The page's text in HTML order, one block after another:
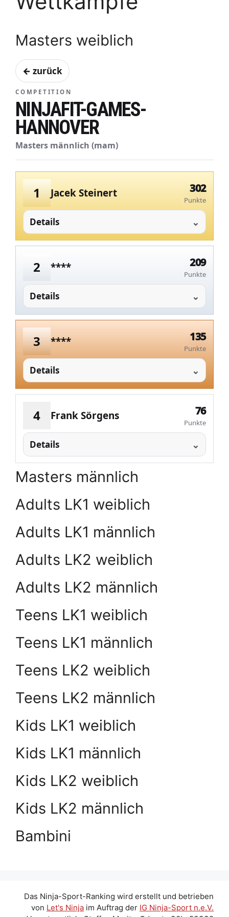
Masters weiblich
← zurück
COMPETITION
NINJAFIT-GAMES-
HANNOVER
Masters männlich (mam)
1 Jacek Steinert 302
Punkte
Details
2 **** 209
Punkte
Details
3 **** 135
Punkte
Details
4 Frank Sörgens 76
Punkte
Details
Masters männlich
Adults LK1 weiblich
Adults LK1 männlich
Adults LK2 weiblich
Adults LK2 männlich
Teens LK1 weiblich
Teens LK1 männlich
Teens LK2 weiblich
Teens LK2 männlich
Kids LK1 weiblich
Kids LK1 männlich
Kids LK2 weiblich
Kids LK2 männlich
Bambini
Das Ninja-Sport-Ranking wird erstellt und betrieben
von Let's Ninja im Auftrag der IG Ninja-Sport n.e.V.